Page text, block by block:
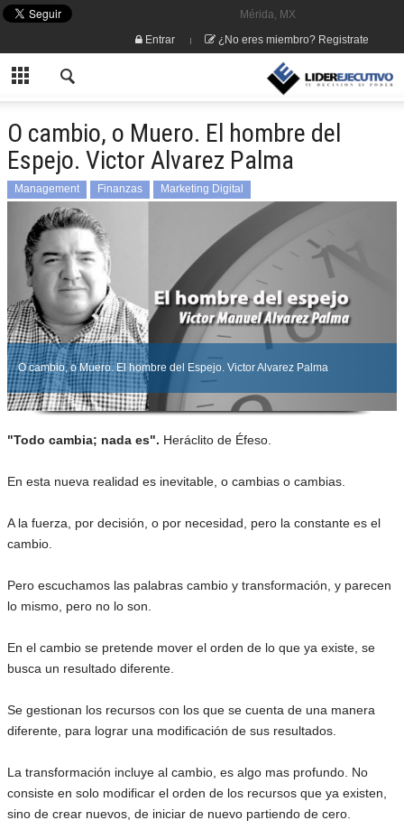
Mérida, MX
Entrar
¿No eres miembro? Registrate
O cambio, o Muero. El hombre del
Espejo. Victor Alvarez Palma
Management Finanzas Marketing Digital
O cambio, o Muero. El hombre del Espejo. Victor Alvarez Palma
"Todo cambia; nada es". Heráclito de Éfeso.
En esta nueva realidad es inevitable, o cambias o cambias.
A la fuerza, por decisión, o por necesidad, pero la constante es el
cambio.
Pero escuchamos las palabras cambio y transformación, y parecen
lo mismo, pero no lo son.
En el cambio se pretende mover el orden de lo que ya existe, se
busca un resultado diferente.
Se gestionan los recursos con los que se cuenta de una manera
diferente, para lograr una modificación de sus resultados.
La transformación incluye al cambio, es algo mas profundo. No
consiste en solo modificar el orden de los recursos que ya existen,
sino de crear nuevos, de iniciar de nuevo partiendo de cero.